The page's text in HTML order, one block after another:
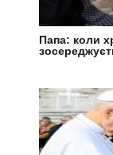
Папа: коли